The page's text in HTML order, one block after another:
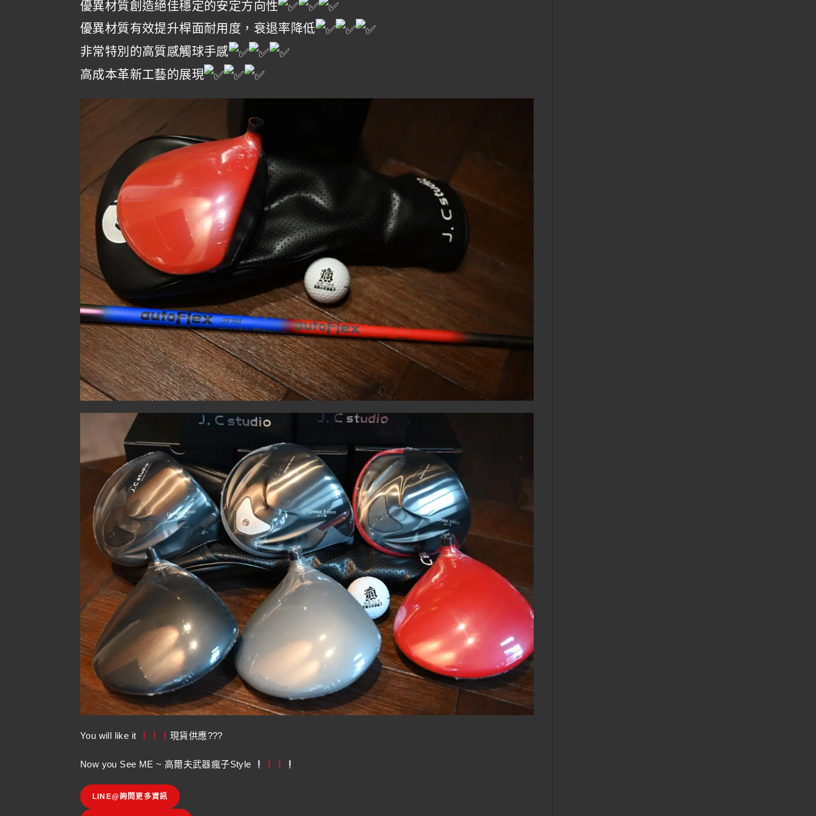
優異材質創造絕佳穩定的安定方向性
優異材質有效提升桿面耐用度，衰退率降低
非常特別的高質感觸球手感
高成本革新工藝的展現
You will like it 現貨供應???
Now you See ME ~ 高爾夫武器瘋子Style
LINE@詢問更多資訊